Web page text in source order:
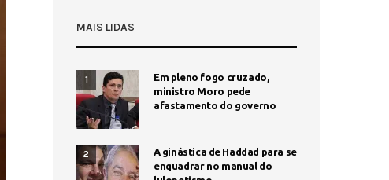
MAIS LIDAS
1
Em pleno fogo cruzado,
ministro Moro pede
afastamento do governo
2
A ginástica de Haddad para se
enquadrar no manual do